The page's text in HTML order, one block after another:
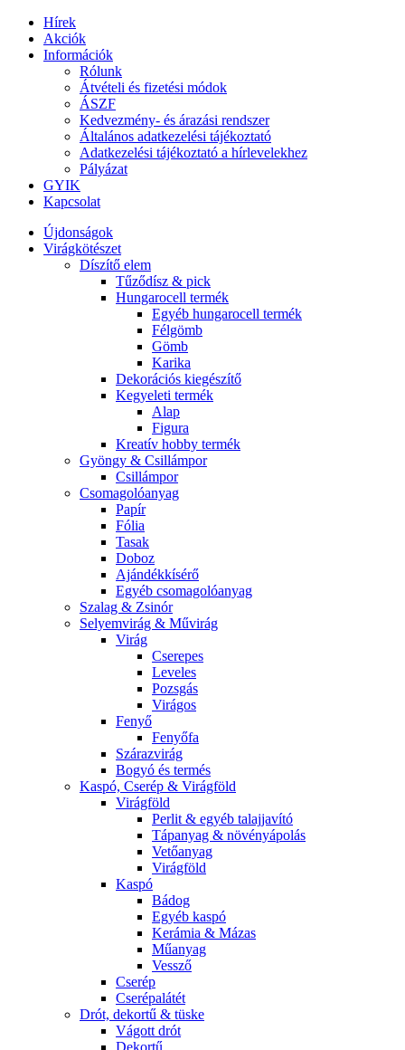
Hírek
Akciók
Információk
Rólunk
Átvételi és fizetési módok
ÁSZF
Kedvezmény- és árazási rendszer
Általános adatkezelési tájékoztató
Adatkezelési tájékoztató a hírlevelekhez
Pályázat
GYIK
Kapcsolat
Újdonságok
Virágkötészet
Díszítő elem
Tűződísz & pick
Hungarocell termék
Egyéb hungarocell termék
Félgömb
Gömb
Karika
Dekorációs kiegészítő
Kegyeleti termék
Alap
Figura
Kreatív hobby termék
Gyöngy & Csillámpor
Csillámpor
Csomagolóanyag
Papír
Fólia
Tasak
Doboz
Ajándékkísérő
Egyéb csomagolóanyag
Szalag & Zsinór
Selyemvirág & Művirág
Virág
Cserepes
Leveles
Pozsgás
Virágos
Fenyő
Fenyőfa
Szárazvirág
Bogyó és termés
Kaspó, Cserép & Virágföld
Virágföld
Perlit & egyéb talajjavító
Tápanyag & növényápolás
Vetőanyag
Virágföld
Kaspó
Bádog
Egyéb kaspó
Kerámia & Mázas
Műanyag
Vessző
Cserép
Cserépalátét
Drót, dekortű & tüske
Vágott drót
Dekortű